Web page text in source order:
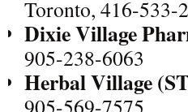
Toronto, 416-533-
Dixie Village
905-238-6063
Herbal Village
905-569-7575